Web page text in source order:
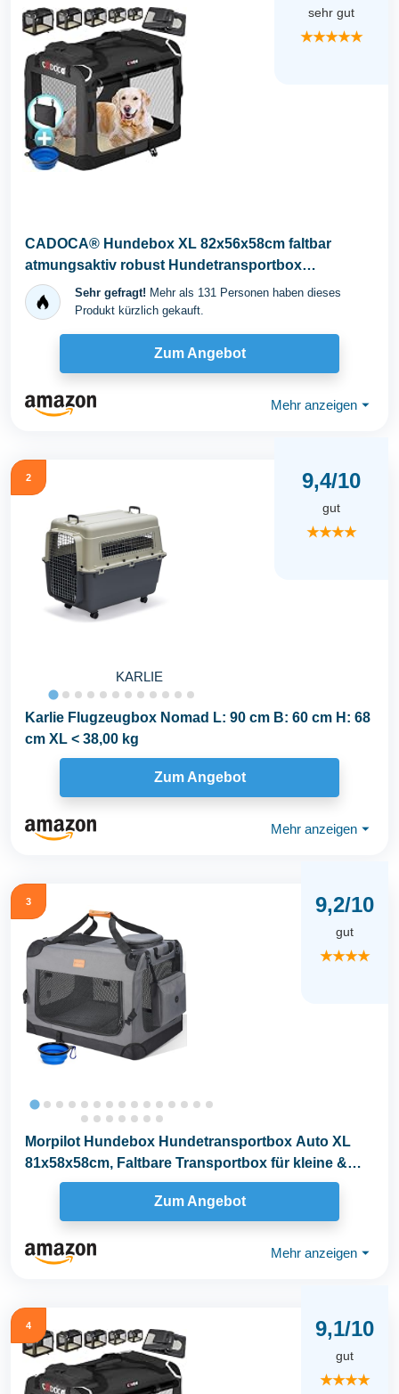
sehr gut
★★★★★
CADOCA® Hundebox XL 82x56x58cm faltbar
atmungsaktiv robust Hundetransportbox
Transporttasche...
Sehr gefragt! Mehr als 131 Personen haben dieses
Produkt kürzlich gekauft.
Zum Angebot
Mehr anzeigen ⏷
2
KARLIE
9,4/10
gut
★★★★
Karlie Flugzeugbox Nomad L: 90 cm B: 60 cm H: 68
cm XL < 38,00 kg
Zum Angebot
Mehr anzeigen ⏷
3 9,2/10
gut
★★★★
Morpilot Hundebox Hundetransportbox Auto XL
81x58x58cm, Faltbare Transportbox für kleine &
große...
Zum Angebot
Mehr anzeigen ⏷
4 9,1/10
gut
★★★★